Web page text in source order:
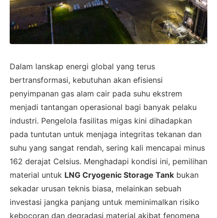
Dalam lanskap energi global yang terus
bertransformasi, kebutuhan akan efisiensi
penyimpanan gas alam cair pada suhu ekstrem
menjadi tantangan operasional bagi banyak pelaku
industri. Pengelola fasilitas migas kini dihadapkan
pada tuntutan untuk menjaga integritas tekanan dan
suhu yang sangat rendah, sering kali mencapai minus
162 derajat Celsius. Menghadapi kondisi ini, pemilihan
material untuk LNG Cryogenic Storage Tank bukan
sekadar urusan teknis biasa, melainkan sebuah
investasi jangka panjang untuk meminimalkan risiko
kebocoran dan degradasi material akibat fenomena